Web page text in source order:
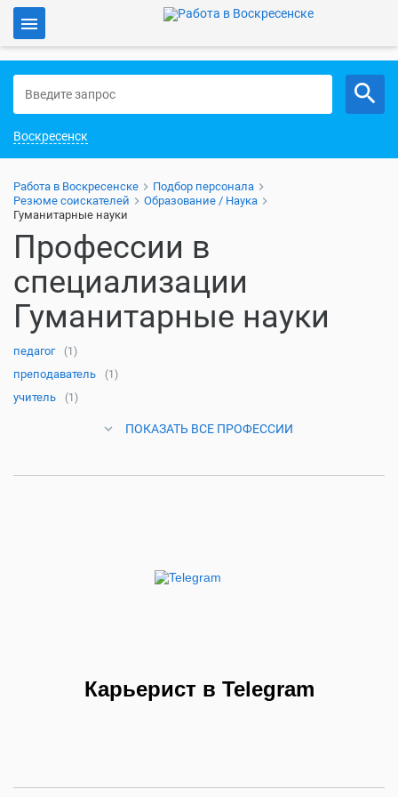
Работа в Воскресенске
Воскресенск
Работа в Воскресенске
Подбор персонала
Резюме соискателей
Образование / Наука
Гуманитарные науки
Профессии в
специализации
Гуманитарные науки
педагог (1)
преподаватель (1)
учитель (1)
ПОКАЗАТЬ ВСЕ ПРОФЕССИИ
Карьерист в Telegram